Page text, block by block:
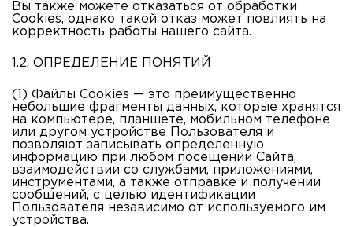
Вы также можете отказаться от обработки
Cookies, однако такой отказ может повлиять на
корректность работы нашего сайта.
1.2. ОПРЕДЕЛЕНИЕ ПОНЯТИЙ
(1) Файлы Cookies — это преимущественно
небольшие фрагменты данных, которые хранятся
на компьютере, планшете, мобильном телефоне
или другом устройстве Пользователя и
позволяют записывать определенную
информацию при любом посещении Сайта,
взаимодействии со службами, приложениями,
инструментами, а также отправке и получении
сообщений, с целью идентификации
Пользователя независимо от используемого им
устройства.